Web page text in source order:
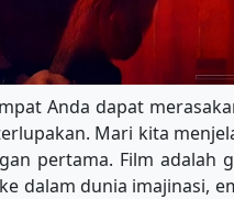
Anda dapat
Mari kita
pertama. Film
dalam dunia imajinasi,